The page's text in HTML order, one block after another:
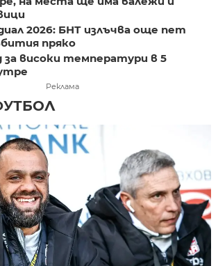
2026: БНТ излъчва още пет
пряко
високи температури в 5
Реклама